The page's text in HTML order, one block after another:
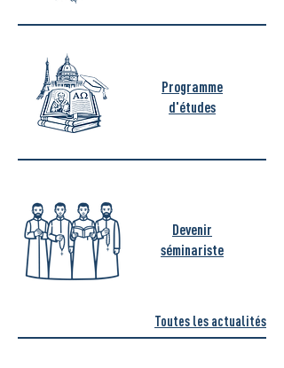
Programme
d'études
Devenir
séminariste
Toutes les actualités